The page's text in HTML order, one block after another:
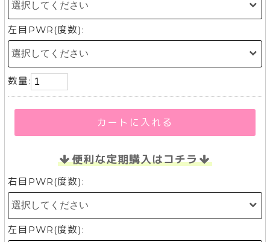
左目PWR(度数):
数量:
カートに入れる
便利な定期購入はコチラ
右目PWR(度数):
左目PWR(度数):